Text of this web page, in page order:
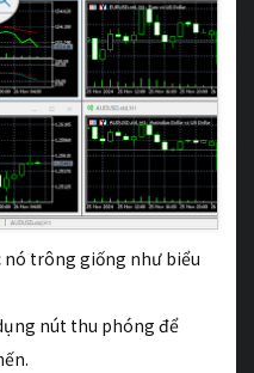
nó trông giống như biểu
nút thu phóng để